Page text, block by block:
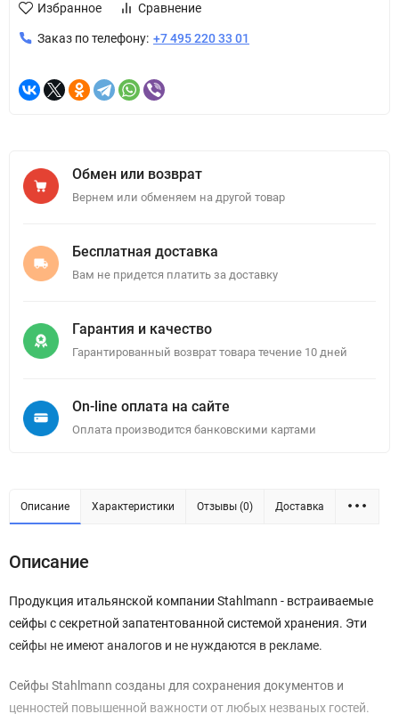
Избранное Сравнение
Заказ по телефону: +7 495 220 33 01
Обмен или возврат
Вернем или обменяем на другой товар
Бесплатная доставка
Вам не придется платить за доставку
Гарантия и качество
Гарантированный возврат товара течение 10 дней
On-line оплата на сайте
Оплата производится банковскими картами
Описание Характеристики Отзывы (0) Доставка
Описание
Продукция итальянской компании Stahlmann - встраиваемые
сейфы с секретной запатентованной системой хранения. Эти
сейфы не имеют аналогов и не нуждаются в рекламе.
Сейфы Stahlmann созданы для сохранения документов и
ценностей повышенной важности от любых незваных гостей.